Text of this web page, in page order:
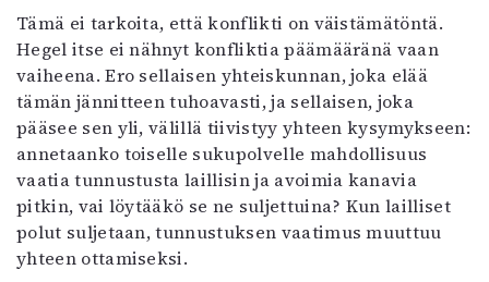
Tämä ei tarkoita, että konflikti on väistämätöntä.
Hegel itse ei nähnyt konfliktia päämääränä vaan
vaiheena. Ero sellaisen yhteiskunnan, joka elää
tämän jännitteen tuhoavasti, ja sellaisen, joka
pääsee sen yli, välillä tiivistyy yhteen kysymykseen:
annetaanko toiselle sukupolvelle mahdollisuus
vaatia tunnustusta laillisin ja avoimia kanavia
pitkin, vai löytääkö se ne suljettuina? Kun lailliset
polut suljetaan, tunnustuksen vaatimus muuttuu
yhteen ottamiseksi.